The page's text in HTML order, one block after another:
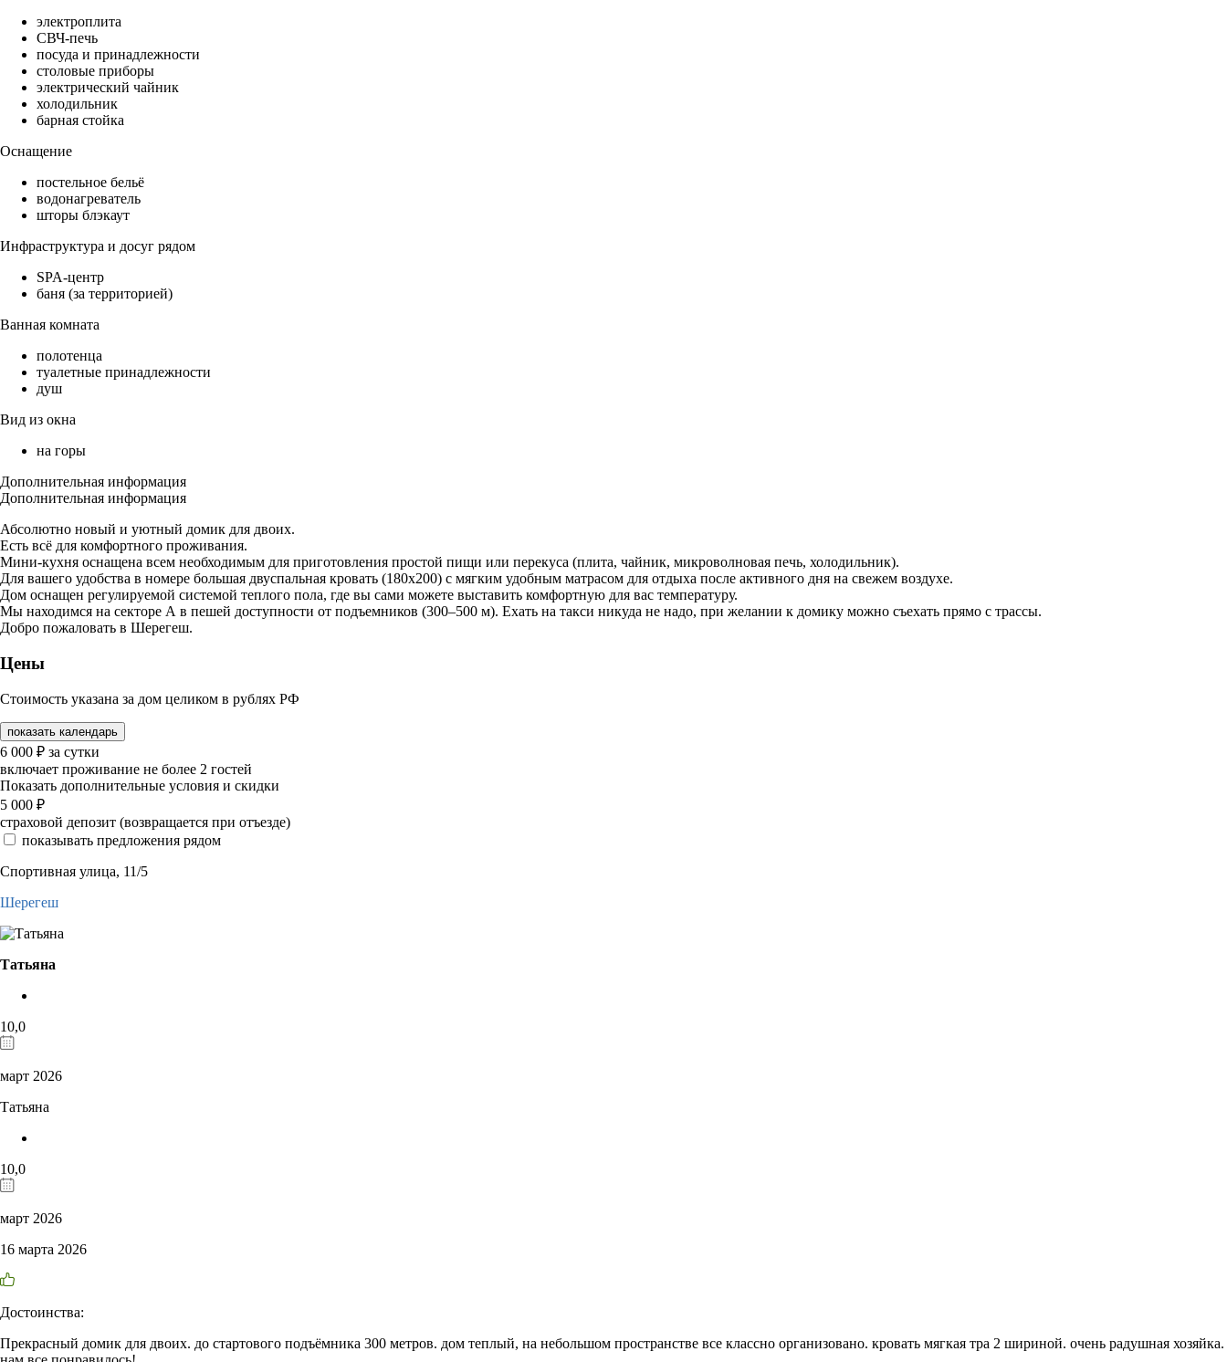
электроплита
СВЧ-печь
посуда и принадлежности
столовые приборы
электрический чайник
холодильник
барная стойка
Оснащение
постельное бельё
водонагреватель
шторы блэкаут
Инфраструктура и досуг рядом
SPA-центр
баня (за территорией)
Ванная комната
полотенца
туалетные принадлежности
душ
Вид из окна
на горы
Дополнительная информация
Дополнительная информация
Абсолютно новый и уютный домик для двоих.
Есть всё для комфортного проживания.
Мини-кухня оснащена всем необходимым для приготовления простой пищи или перекуса (плита, чайник, микроволновая печь, холодильник).
Для вашего удобства в номере большая двуспальная кровать (180х200) с мягким удобным матрасом для отдыха после активного дня на свежем воздухе.
Дом оснащен регулируемой системой теплого пола, где вы сами можете выставить комфортную для вас температуру.
Мы находимся на секторе А в пешей доступности от подъемников (300–500 м). Ехать на такси никуда не надо, при желании к домику можно съехать прямо с трассы.
Добро пожаловать в Шерегеш.
Цены
Стоимость указана за дом целиком в рублях РФ
показать календарь
6 000 ₽ за сутки
включает проживание не более 2 гостей
Показать дополнительные условия и скидки
5 000 ₽
страховой депозит (возвращается при отъезде)
показывать предложения рядом
Спортивная улица, 11/5
Шерегеш
Татьяна
10,0
март 2026
Татьяна
10,0
март 2026
16 марта 2026
Достоинства:
Прекрасный домик для двоих. до стартового подъёмника 300 метров. дом теплый, на небольшом пространстве все классно организовано. кровать мягкая тра 2 шириной. очень радушная хозяйка.